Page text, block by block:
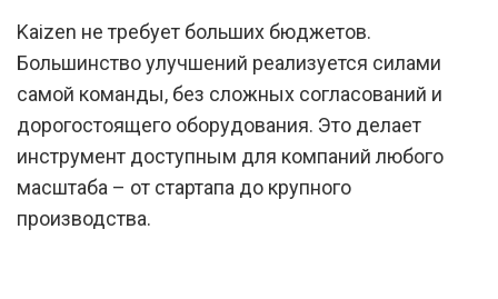
Kaizen не требует больших бюджетов.
Большинство улучшений реализуется силами
самой команды, без сложных согласований и
дорогостоящего оборудования. Это делает
инструмент доступным для компаний любого
масштаба – от стартапа до крупного
производства.